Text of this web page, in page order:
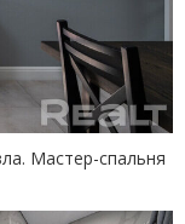
Мастер-спальня